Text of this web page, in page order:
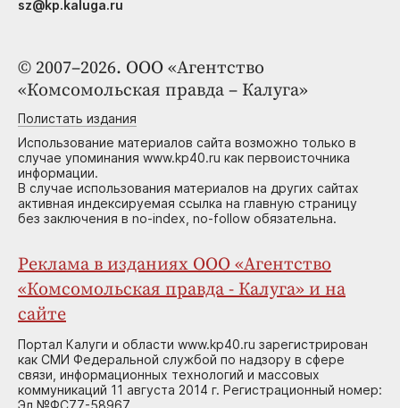
© 2007–2026. ООО «Агентство
«Комсомольская правда – Калуга»
Полистать издания
Использование материалов сайта возможно только в
случае упоминания www.kp40.ru как первоисточника
информации.
В случае использования материалов на других сайтах
активная индексируемая ссылка на главную страницу
без заключения в no-index, no-follow обязательна.
Реклама в изданиях ООО «Агентство
«Комсомольская правда - Калуга» и на
сайте
Портал Калуги и области www.kp40.ru зарегистрирован
как СМИ Федеральной службой по надзору в сфере
связи, информационных технологий и массовых
коммуникаций 11 августа 2014 г. Регистрационный номер:
sz@kp.kaluga.ru